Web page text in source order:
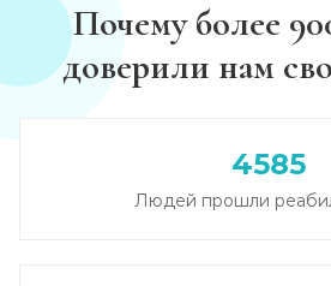
Почему более
доверили нам
4585
Людей прошли